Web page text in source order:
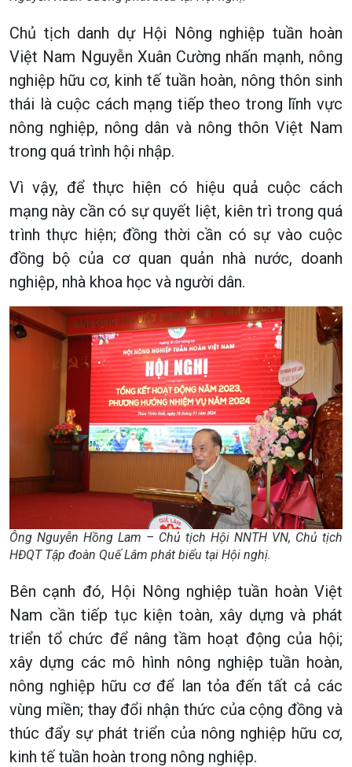
Chủ tịch danh dự Hội Nông nghiệp tuần hoàn
Việt Nam Nguyễn Xuân Cường nhấn mạnh, nông
nghiệp hữu cơ, kinh tế tuần hoàn, nông thôn sinh
thái là cuộc cách mạng tiếp theo trong lĩnh vực
nông nghiệp, nông dân và nông thôn Việt Nam
trong quá trình hội nhập.
Vì vậy, để thực hiện có hiệu quả cuộc cách
mạng này cần có sự quyết liệt, kiên trì trong quá
trình thực hiện; đồng thời cần có sự vào cuộc
đồng bộ của cơ quan quản nhà nước, doanh
nghiệp, nhà khoa học và người dân.
Ông Nguyễn Hồng Lam – Chủ tịch Hội NNTH VN, Chủ tịch
HĐQT Tập đoàn Quế Lâm phát biểu tại Hội nghị.
Bên cạnh đó, Hội Nông nghiệp tuần hoàn Việt
Nam cần tiếp tục kiện toàn, xây dựng và phát
triển tổ chức để nâng tầm hoạt động của hội;
xây dựng các mô hình nông nghiệp tuần hoàn,
nông nghiệp hữu cơ để lan tỏa đến tất cả các
vùng miền; thay đổi nhận thức của cộng đồng và
thúc đẩy sự phát triển của nông nghiệp hữu cơ,
kinh tế tuần hoàn trong nông nghiệp.